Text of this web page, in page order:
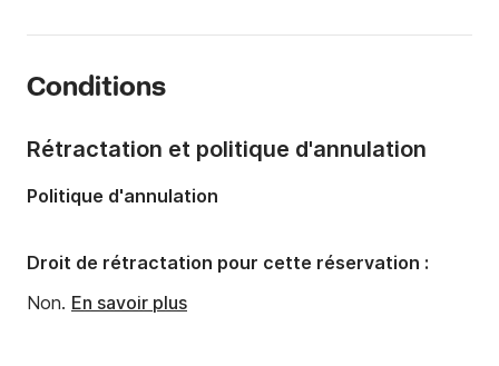
Nombre de couchages:
Nombre de salles de bains:
Tirant d'eau:2m
Puissance moteur:30cv
Conditions
Rétractation et politique d'annulation
Politique d'annulation
Droit de rétractation pour cette réservation :
Non. En savoir plus